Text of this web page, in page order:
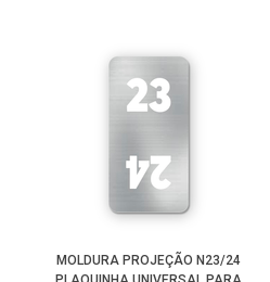
MOLDURA PROJEÇÃO N23/24